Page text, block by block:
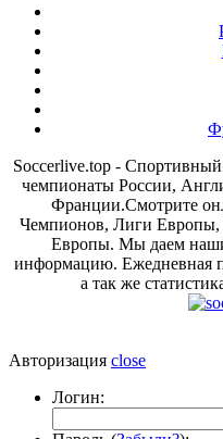
Soccerlive.top -
чемпионаты России,
Франции.Смотрите
Чемпионов, Лиги
Европы. Мы даем
информацию. Ежедневная
а так же
Авторизация close
Логин: